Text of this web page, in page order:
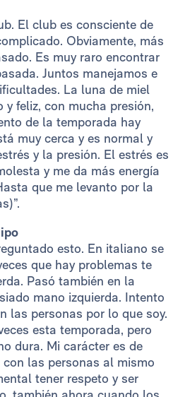
El club es consciente de
Obviamente, más
Es muy raro encontrar
Juntos manejamos e
La luna de miel
y feliz, con mucha presión,
de la temporada hay
muy cerca y es normal y
y la presión. El estrés es
y me da más energía
que me levanto por la
esto. En italiano se
que hay problemas te
Pasó también en la
mano izquierda. Intento
las personas por lo que soy.
esta temporada, pero
dura. Mi carácter es de
las personas al mismo
tener respeto y ser